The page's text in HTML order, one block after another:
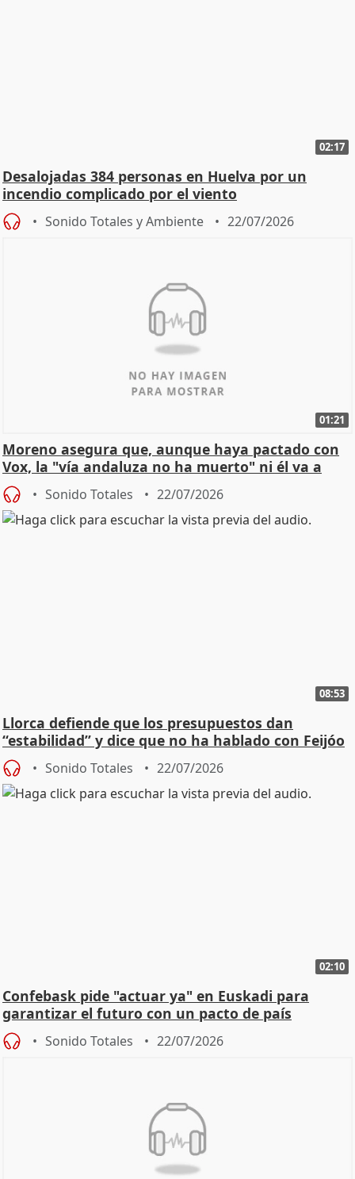
02:17
Desalojadas 384 personas en Huelva por un
incendio complicado por el viento
Sonido Totales y Ambiente 22/07/2026
01:21
Moreno asegura que, aunque haya pactado con
Vox, la "vía andaluza no ha muerto" ni él va a
"cambiar"
Sonido Totales 22/07/2026
08:53
Llorca defiende que los presupuestos dan
“estabilidad” y dice que no ha hablado con Feijóo
Sonido Totales 22/07/2026
02:10
Confebask pide "actuar ya" en Euskadi para
garantizar el futuro con un pacto de país
Sonido Totales 22/07/2026